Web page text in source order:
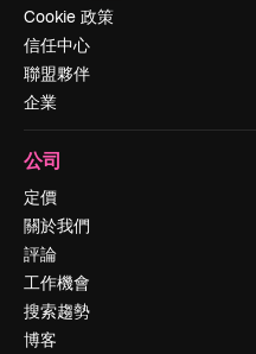
Cookie 政策
信任中心
聯盟夥伴
企業
公司
定價
關於我們
評論
工作機會
搜索趨勢
博客